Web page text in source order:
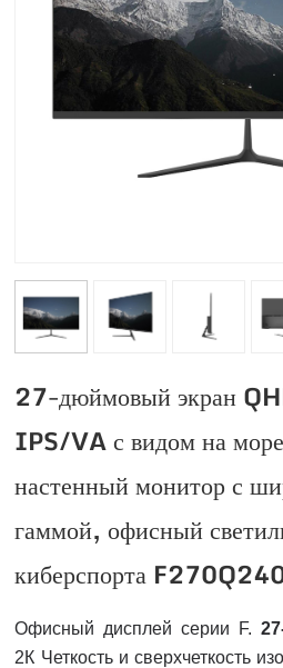
27-дюймовый экран
IPS/VA с видом на
настенный монитор с
гаммой, офисный
киберспорта
Офисный дисплей серии F.
2К Четкость и сверхчеткость